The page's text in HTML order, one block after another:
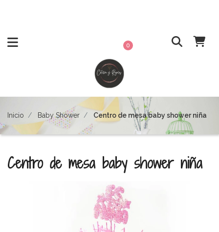
0
Inicio Baby Shower Centro de mesa baby shower niña
Centro de mesa baby shower niña